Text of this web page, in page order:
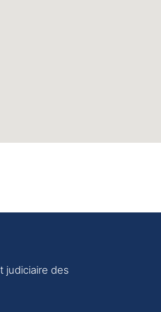
judiciaire des